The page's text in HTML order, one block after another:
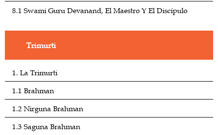
8.1 Swami Guru Devanand, El Maestro Y El Discípulo
Trimurti
1. La Trimurti
1.1 Brahman
1.2 Nirguna Brahman
1.3 Saguna Brahman